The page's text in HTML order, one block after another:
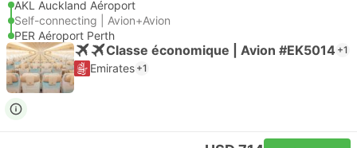
AKL Auckland Aéroport
Self-connecting | Avion+Avion
PER Aéroport Perth
Classe économique | Avion #EK5014 +1
Emirates +1